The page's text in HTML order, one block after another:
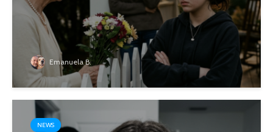
Emanuela B.
NEWS